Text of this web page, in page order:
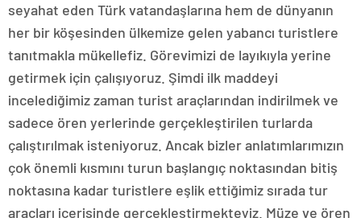
seyahat eden Türk vatandaşlarına hem de dünyanın
her bir köşesinden ülkemize gelen yabancı turistlere
tanıtmakla mükellefiz. Görevimizi de layıkıyla yerine
getirmek için çalışıyoruz. Şimdi ilk maddeyi
incelediğimiz zaman turist araçlarından indirilmek ve
sadece ören yerlerinde gerçekleştirilen turlarda
çalıştırılmak isteniyoruz. Ancak bizler anlatımlarımızın
çok önemli kısmını turun başlangıç noktasından bitiş
noktasına kadar turistlere eşlik ettiğimiz sırada tur
araçları içerisinde gerçekleştirmekteyiz. Müze ve ören